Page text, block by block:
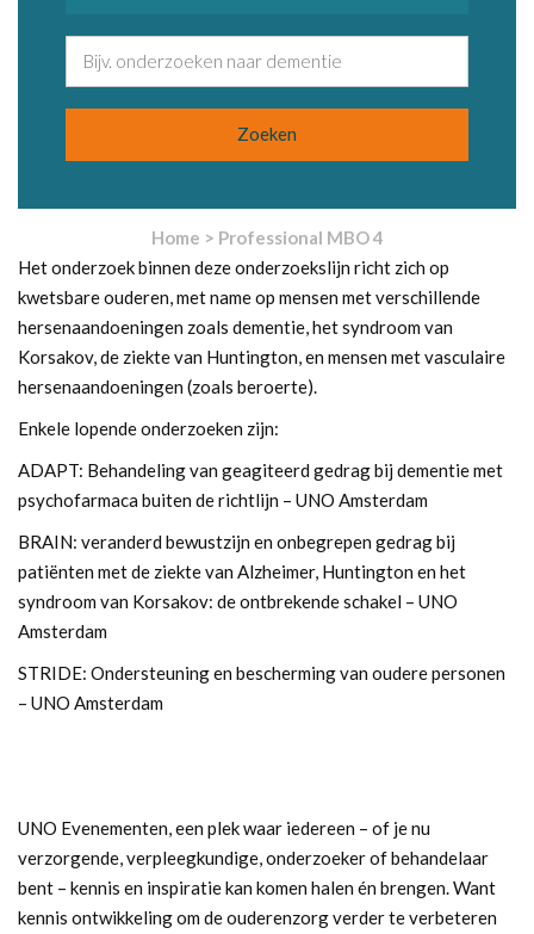
Home > Professional MBO 4
Het onderzoek binnen deze onderzoekslijn richt zich op
kwetsbare ouderen, met name op mensen met verschillende
hersenaandoeningen zoals dementie, het syndroom van
Korsakov, de ziekte van Huntington, en mensen met vasculaire
hersenaandoeningen (zoals beroerte).
Enkele lopende onderzoeken zijn:
ADAPT: Behandeling van geagiteerd gedrag bij dementie met
psychofarmaca buiten de richtlijn – UNO Amsterdam
BRAIN: veranderd bewustzijn en onbegrepen gedrag bij
patiënten met de ziekte van Alzheimer, Huntington en het
syndroom van Korsakov: de ontbrekende schakel – UNO
Amsterdam
STRIDE: Ondersteuning en bescherming van oudere personen
– UNO Amsterdam
UNO Evenementen, een plek waar iedereen – of je nu
verzorgende, verpleegkundige, onderzoeker of behandelaar
bent – kennis en inspiratie kan komen halen én brengen. Want
kennis ontwikkeling om de ouderenzorg verder te verbeteren